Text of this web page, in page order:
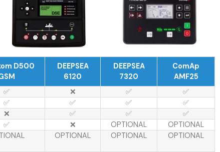
D500
DEEPSEA
6120
DEEPSEA
7320
ComAp
AMF25
✅ ❌ ✅
✅
✅ ✅ ✅
✅
❌ ✅ ✅
✅
✅ ❌ OPTIONAL
OPTIONAL
OPTIONAL OPTIONAL OPTIONAL